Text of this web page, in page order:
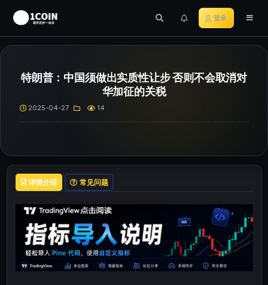
登录
特朗普：中国须做出实质性让步 否则不会取消对
华加征的关税
2025-04-27 14
详情介绍 常见问题